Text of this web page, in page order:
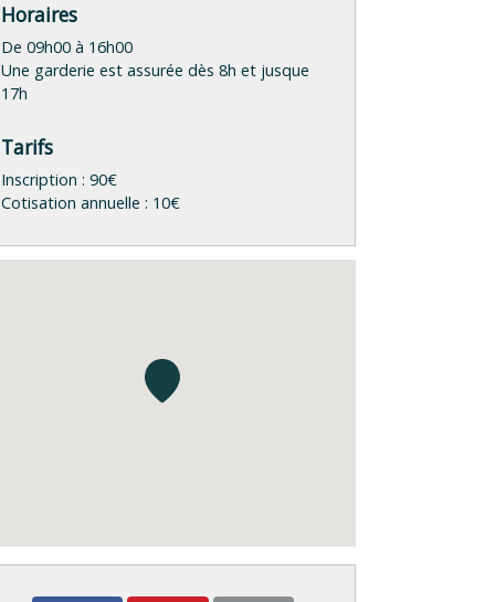
Horaires
De 09h00 à 16h00
Une garderie est assurée dès 8h et jusque
17h
Tarifs
Inscription : 90€
Cotisation annuelle : 10€